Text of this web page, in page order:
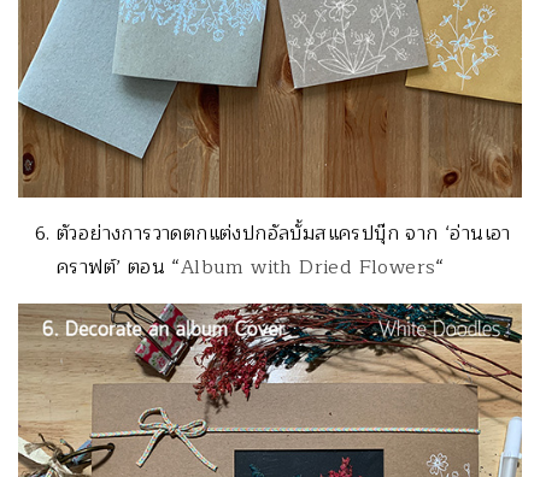
ตัวอย่างการวาดตกแต่งปกอัลบั้มสแครปบุ๊ก จาก ‘อ่านเอา
คราฟต์’ ตอน “Album with Dried Flowers“